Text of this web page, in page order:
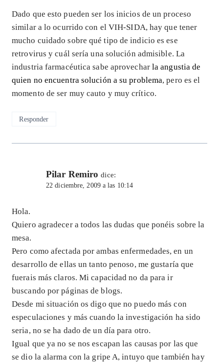
Dado que esto pueden ser los inicios de un proceso
similar a lo ocurrido con el VIH-SIDA, hay que tener
mucho cuidado sobre qué tipo de indicio es ese
retrovirus y cuál sería una solución admisible. La
industria farmacéutica sabe aprovechar la angustia de
quien no encuentra solución a su problema, pero es el
momento de ser muy cauto y muy crítico.
Responder
Pilar Remiro dice:
22 diciembre, 2009 a las 10:14
Hola.
Quiero agradecer a todos las dudas que ponéis sobre la
mesa.
Pero como afectada por ambas enfermedades, en un
desarrollo de ellas un tanto penoso, me gustaría que
fuerais más claros. Mi capacidad no da para ir
buscando por páginas de blogs.
Desde mi situación os digo que no puedo más con
especulaciones y más cuando la investigación ha sido
seria, no se ha dado de un día para otro.
Igual que ya no se nos escapan las causas por las que
se dio la alarma con la gripe A, intuyo que también hay